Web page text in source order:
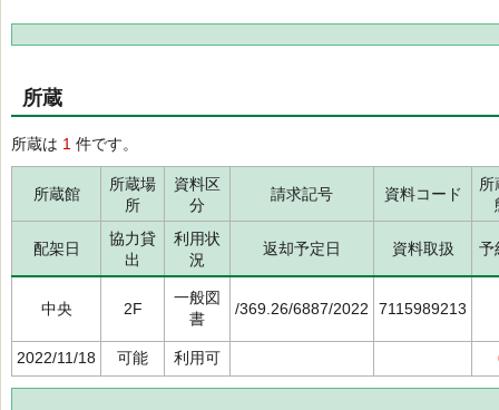
所蔵
所蔵は 1 件です。
所蔵館
所蔵場
所
資料区
分
請求記号 資料コード
所
配架日
協力貸
出
利用状
況
返却予定日 資料取扱 予
中央 2F
一般図
書
/369.26/6887/2022 7115989213
2022/11/18 可能 利用可